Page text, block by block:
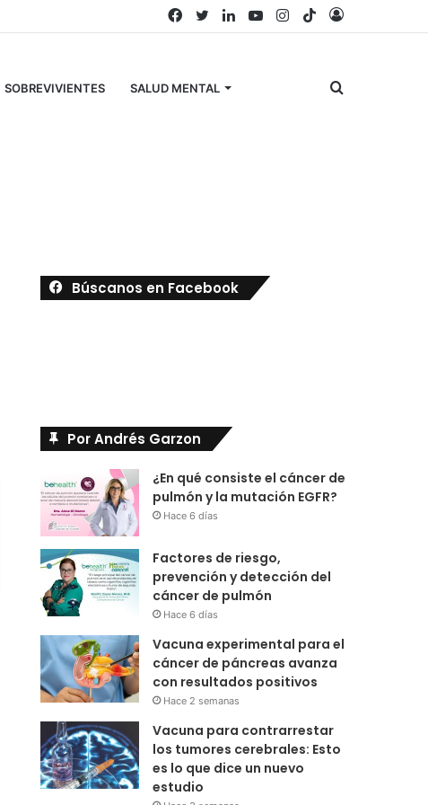
TikTok
Instagram
YouTube
LinkedIn
Twitter
Facebook
SOBREVIVIENTES SALUD MENTAL Buscar
Búscanos en Facebook
Por Andrés Garzon
¿En qué consiste el cáncer de
pulmón y la mutación EGFR?
Hace 6 días
Factores de riesgo,
prevención y detección del
cáncer de pulmón
Hace 6 días
Vacuna experimental para el
cáncer de páncreas avanza
con resultados positivos
Hace 2 semanas
Vacuna para contrarrestar
los tumores cerebrales: Esto
es lo que dice un nuevo
estudio